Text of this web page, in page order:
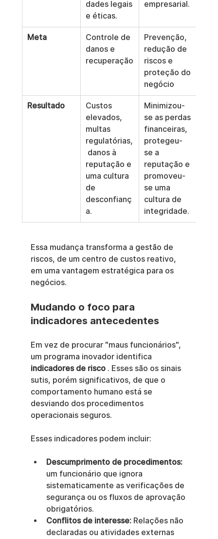
dades legais
e éticas.
empresarial.
Meta
Controle de
danos e
recuperação
Prevenção,
redução de
riscos e
proteção do
negócio
Resultado
Custos
elevados,
multas
regulatórias,
danos à
reputação e
uma cultura
de
desconfianç
a.
Minimizou-
se as perdas
financeiras,
protegeu-
se a
reputação e
promoveu-
se uma
cultura de
integridade.
Essa mudança transforma a gestão de
riscos, de um centro de custos reativo,
em uma vantagem estratégica para os
negócios.
Mudando o foco para
indicadores antecedentes
Em vez de procurar "maus funcionários",
um programa inovador identifica
indicadores de risco . Esses são os sinais
sutis, porém significativos, de que o
comportamento humano está se
desviando dos procedimentos
operacionais seguros.
Esses indicadores podem incluir:
Descumprimento de procedimentos:
um funcionário que ignora
sistematicamente as verificações de
segurança ou os fluxos de aprovação
obrigatórios.
Conflitos de interesse: Relações não
declaradas ou atividades externas